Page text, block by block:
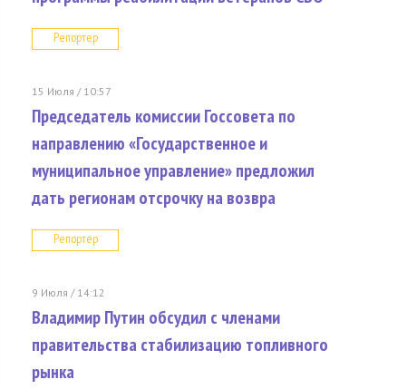
Репортер
15 Июля / 10:57
Председатель комиссии Госсовета по
направлению «Государственное и
муниципальное управление» предложил
дать регионам отсрочку на возвра
Репортер
9 Июля / 14:12
Владимир Путин обсудил с членами
правительства стабилизацию топливного
рынка